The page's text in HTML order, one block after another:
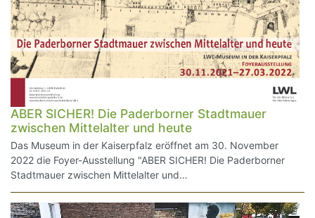
ABER SICHER! Die Paderborner Stadtmauer
zwischen Mittelalter und heute
Das Museum in der Kaiserpfalz eröffnet am 30. November
2022 die Foyer-Ausstellung "ABER SICHER! Die Paderborner
Stadtmauer zwischen Mittelalter und…